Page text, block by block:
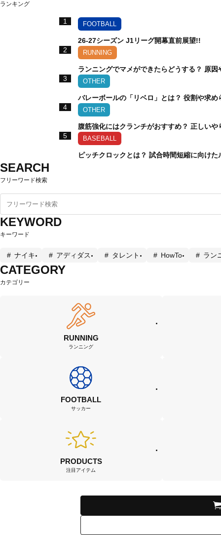
ランキング
1 FOOTBALL
26-27シーズン J1リーグ開幕直前展望!!
2
RUNNING
ランニングでマメができたらどうする？ 原
3
OTHER
バレーボールの「リベロ」とは？ 役割や求め
4
OTHER
腹筋強化にはクランチがおすすめ？ 正しいや
5
BASEBALL
ピッチクロックとは？ 試合時間短縮に向けた
SEARCH
フリーワード検索
KEYWORD
キーワード
ナイキ アディダス タレント HowTo ラン
CATEGORY
カテゴリー
RUNNING
ランニング
FOOTBALL
サッカー
PRODUCTS
注目アイテム